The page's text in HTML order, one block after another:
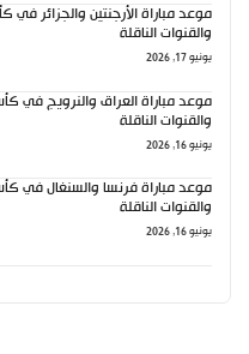
والقنوات الناقلة
يونيو 17, 2026
والقنوات الناقلة
يونيو 16, 2026
والقنوات الناقلة
يونيو 16, 2026